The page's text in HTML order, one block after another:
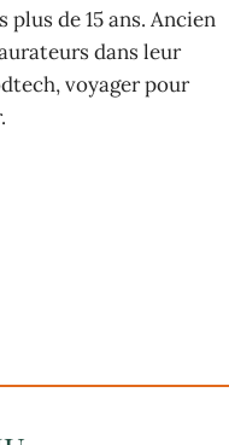
de 15 ans. Ancien
dans leur
voyager pour